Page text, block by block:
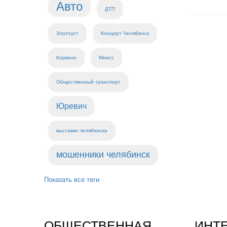
Авто ДТП
Златоуст Концерт Челябинск
Коркино Миасс
Общественный транспорт
Юревич
выставки челябинска
мошенники челябинск
Показать все теги